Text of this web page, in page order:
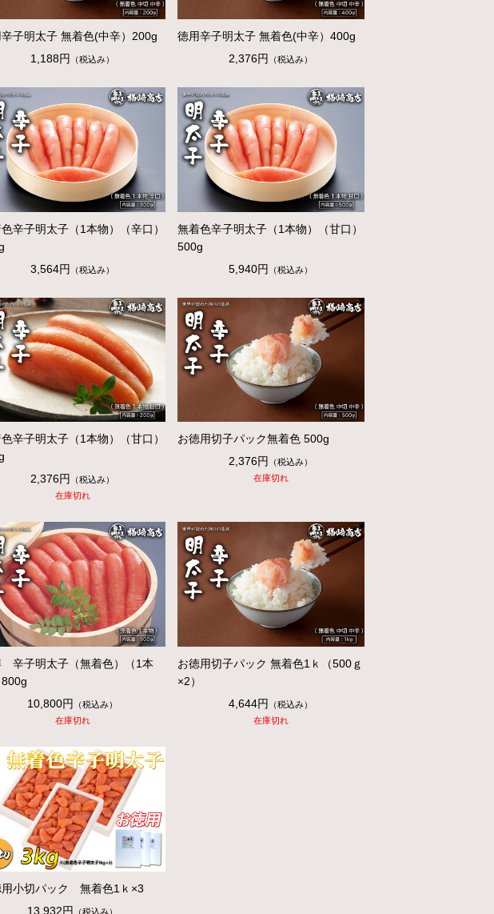
子明太子 無着色(中辛）200g
1,188円
（税込み）
徳用辛子明太子 無着色(中辛）400g
2,376円
（税込み）
辛子明太子（1本物）（辛口）
3,564円
（税込み）
無着色辛子明太子（1本物）（甘口）
500g
5,940円
（税込み）
辛子明太子（1本物）（甘口）
2,376円
（税込み）
在庫切れ
お徳用切子パック無着色 500g
2,376円
（税込み）
在庫切れ
辛子明太子（無着色）（1本
10,800円
（税込み）
在庫切れ
お徳用切子パック 無着色1ｋ（500ｇ
×2）
4,644円
（税込み）
在庫切れ
用小切パック 無着色1ｋ×3
13,932円
（税込み）